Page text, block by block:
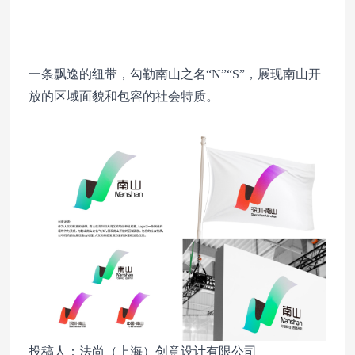
一条飘逸的纽带，勾勒南山之名“N”“S”，展现南山开
放的区域面貌和包容的社会特质。
投稿人：法尚（上海）创意设计有限公司